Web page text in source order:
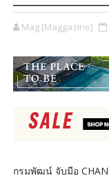
Mag [Maggazine]
กรมพัฒน์ จับมือ